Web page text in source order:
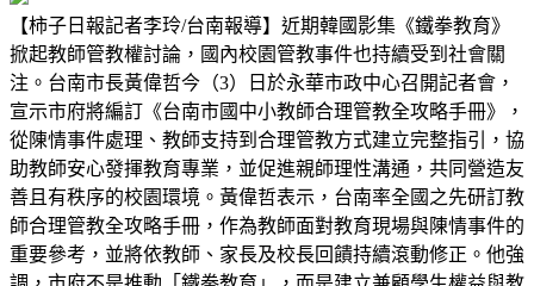
【柿子日報記者李玲/台南報導】近期韓國影集《鐵拳教育》
掀起教師管教權討論，國內校園管教事件也持續受到社會關
注。台南市長黃偉哲今（3）日於永華市政中心召開記者會，
宣示市府將編訂《台南市國中小教師合理管教全攻略手冊》，
從陳情事件處理、教師支持到合理管教方式建立完整指引，協
助教師安心發揮教育專業，並促進親師理性溝通，共同營造友
善且有秩序的校園環境。黃偉哲表示，台南率全國之先研訂教
師合理管教全攻略手冊，作為教師面對教育現場與陳情事件的
重要參考，並將依教師、家長及校長回饋持續滾動修正。他強